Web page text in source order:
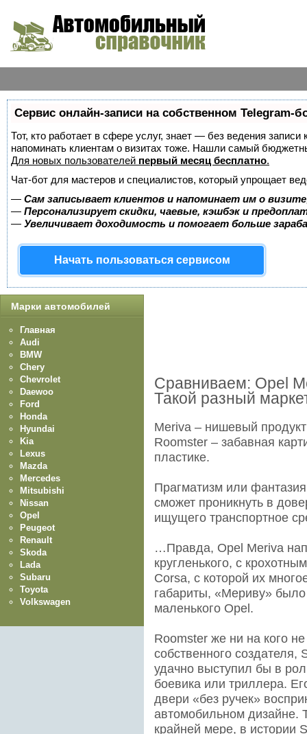
Сервис онлайн-записи на собственном Telegram-
Тот, кто работает в сфере услуг, знает — без ведения
напоминать клиентам о визитах тоже. Нашли самый
Для новых пользователей первый месяц бесплатно.
Чат-бот для мастеров и специалистов, который упрощает
— Сам записывает клиентов и напоминает им о
— Персонализирует скидки, чаевые, кэшбэк и
— Увеличивает доходимость и помогает больше
Начать пользоваться сервисом
Сравниваем: Opel
Такой разный
Meriva – нишевый
Roomster – забавная
пластике.
Прагматизм или
сможет проникнуть в
ищущего транспортное
…Правда, Opel Meriva
кругленького, с
Corsa, с которой их
габариты, «Мериву»
маленького Opel.
Roomster же ни на кого
собственного создателя,
удачно выступил бы в
боевика или триллера.
двери «без ручек»
автомобильном дизайне.
крайней мере, в истории
Марки автомобилей
Главная
Audi
BMW
Chery
Chevrolet
Daewoo
Ford
Honda
Hyundai
Kia
Lexus
Mazda
Mercedes
Mitsubishi
Nissan
Opel
Peugeot
Renault
Skoda
Lada
Subaru
Toyota
Volkswagen